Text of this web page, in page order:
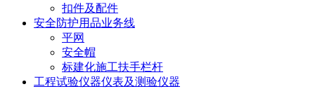
扣件及配件
安全防护用品业务线
平网
安全帽
标建化施工扶手栏杆
工程试验仪器仪表及测验仪器